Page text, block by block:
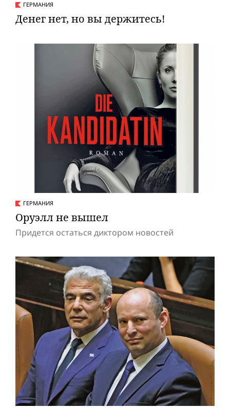
ГЕРМАНИЯ
Денег нет, но вы держитесь!
ГЕРМАНИЯ
Оруэлл не вышел
Придется остаться диктором новостей